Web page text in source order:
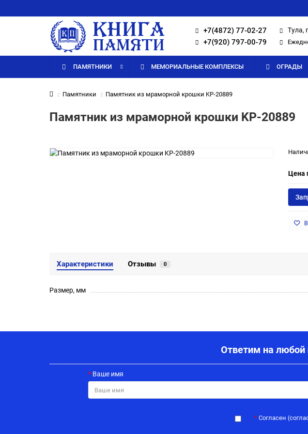
+7(4872) 77-02-27
+7(920) 797-00-79
Тула,
ПАМЯТНИКИ МЕМОРИАЛЬНЫЕ КОМПЛЕКСЫ ОГРАДЫ
Памятники Памятник из мраморной крошки KP-20889
Памятник из мраморной крошки KP-20889
Цена
Характеристики Отзывы 0
Размер, мм
Ответим на любой
Ваше имя
Согласен